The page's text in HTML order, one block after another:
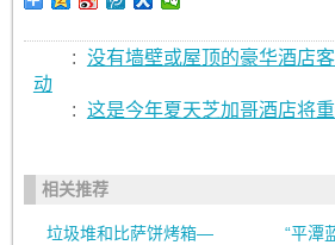
: 没有墙壁或屋顶的豪华酒店
动
: 这是今年夏天芝加哥酒店将
相关推荐
垃圾堆和比萨饼烤箱—
“平潭